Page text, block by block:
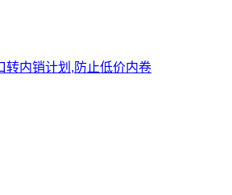
转内销计划,防止低价内卷